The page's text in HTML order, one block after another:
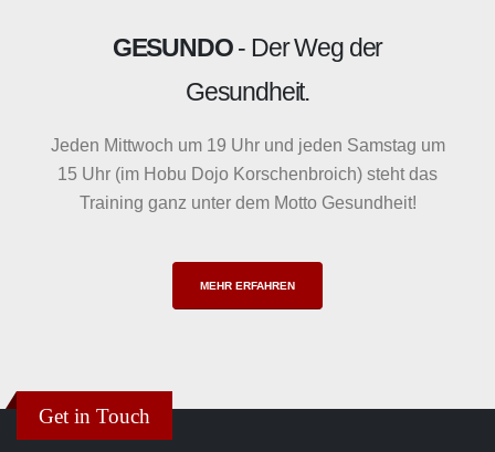
GESUNDO- Der Weg der
Gesundheit.
Jeden Mittwoch um 19 Uhr und jeden Samstag um
15 Uhr (im Hobu Dojo Korschenbroich) steht das
Training ganz unter dem Motto Gesundheit!
MEHR ERFAHREN
Get in Touch